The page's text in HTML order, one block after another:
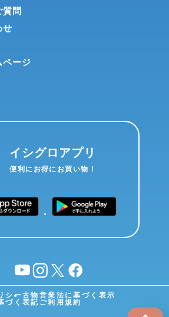
問
せ
ページ
イシグロアプリ
便利にお得にお買い物！
YouTubeinstagram
X facebook
シー古物営業法に基づく表示
づく表記 ご利用規約